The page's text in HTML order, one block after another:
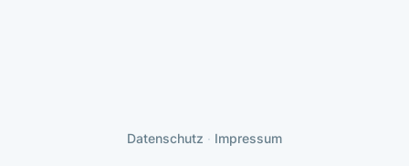
Datenschutz ∙ Impressum